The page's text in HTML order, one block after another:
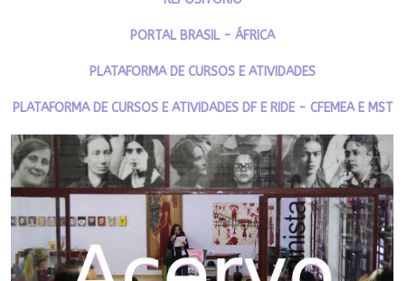
PORTAL BRASIL - ÁFRICA
PLATAFORMA DE CURSOS E ATIVIDADES
PLATAFORMA DE CURSOS E ATIVIDADES DF E RIDE - CFEMEA E MST